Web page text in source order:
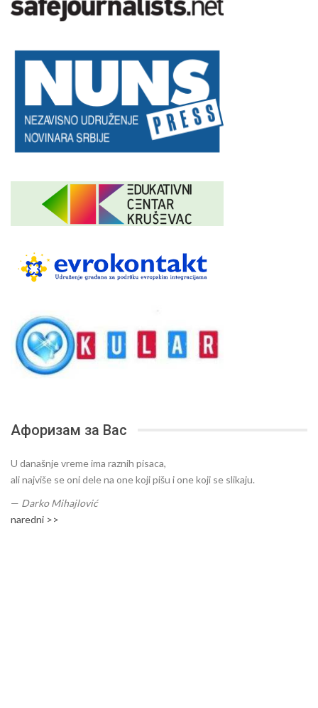
Афоризам за Вас
U današnje vreme ima raznih pisaca,
ali najviše se oni dele na one koji pišu i one koji se slikaju.
— Darko Mihajlović
naredni >>